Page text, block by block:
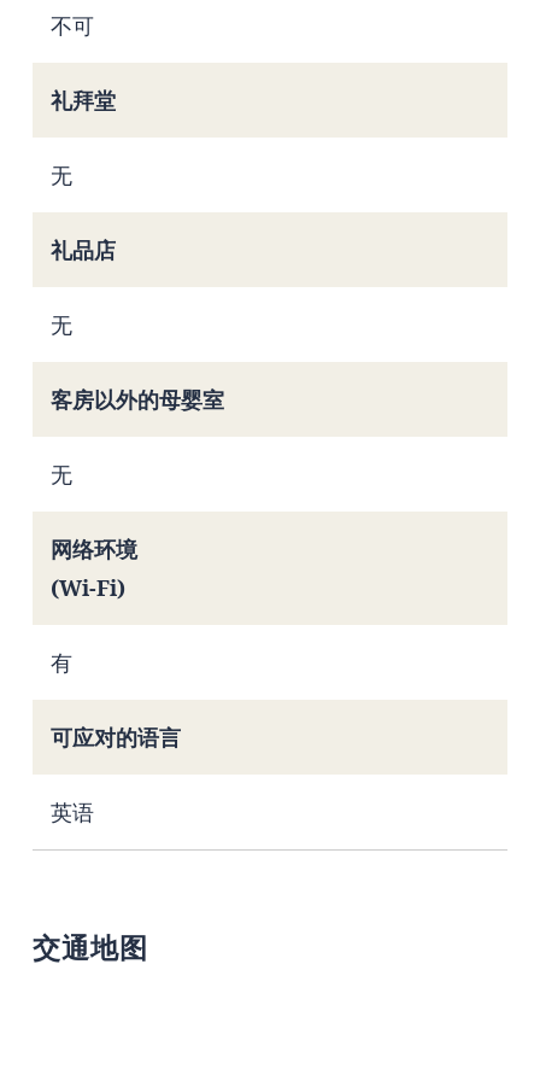
不可
礼拜堂
无
礼品店
无
客房以外的母婴室
无
网络环境
(Wi-Fi)
有
可应对的语言
英语
交通地图